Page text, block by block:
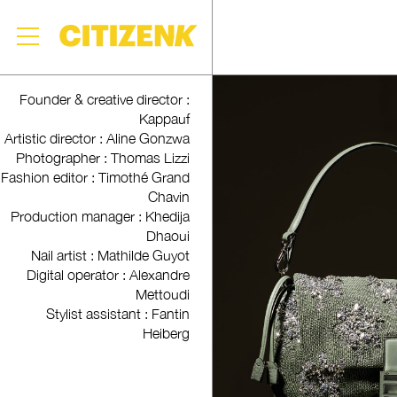
Founder & creative director :
Kappauf
Artistic director : Aline Gonzwa
Photographer : Thomas Lizzi
Fashion editor : Timothé Grand
Chavin
Production manager : Khedija
Dhaoui
Nail artist : Mathilde Guyot
Digital operator : Alexandre
Mettoudi
Stylist assistant : Fantin
Heiberg